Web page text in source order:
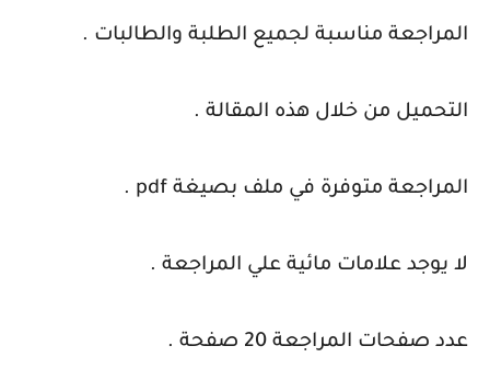
المراجعة مناسبة لجميع الطلبة والطالبات .
التحميل من خلال هذه المقالة .
المراجعة متوفرة في ملف بصيغة pdf .
لا يوجد علامات مائية علي المراجعة .
عدد صفحات المراجعة 20 صفحة .